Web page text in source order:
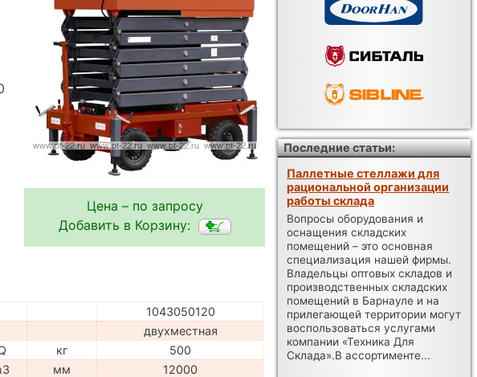
Цена – по запросу
Добавить в Корзину:
1043050120
двухместная
кг
500
мм
12000
Последние статьи:
Паллетные стеллажи для
рациональной организации
работы склада
Вопросы оборудования и
оснащения складских
помещений – это основная
специализация нашей фирмы.
Владельцы оптовых складов и
производственных складских
помещений в Барнауле и на
прилегающей территории могут
воспользоваться услугами
компании «Техника Для
Склада».В ассортименте...